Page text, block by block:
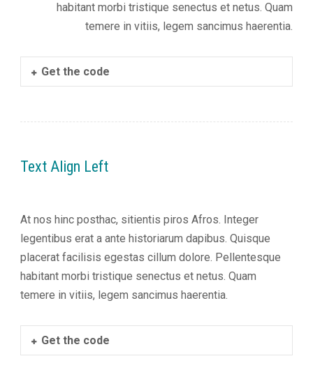
habitant morbi tristique senectus et netus. Quam
temere in vitiis, legem sancimus haerentia.
Get the code
Text Align Left
At nos hinc posthac, sitientis piros Afros. Integer
legentibus erat a ante historiarum dapibus. Quisque
placerat facilisis egestas cillum dolore. Pellentesque
habitant morbi tristique senectus et netus. Quam
temere in vitiis, legem sancimus haerentia.
Get the code